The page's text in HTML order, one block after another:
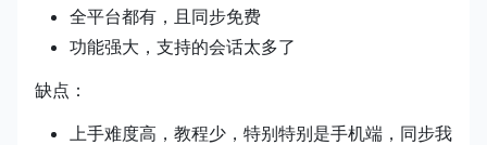
全平台都有，且同步免费
功能强大，支持的会话太多了
缺点：
上手难度高，教程少，特别特别是手机端，同步我